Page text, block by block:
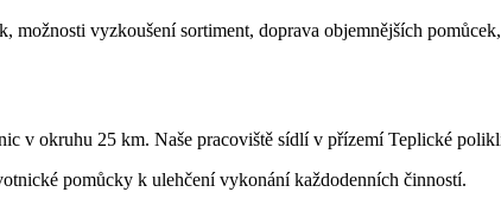
vyzkoušení sortiment, doprava objemnějších
v okruhu 25 km. Naše pracoviště sídlí v přízemí Teplické
pomůcky k ulehčení vykonání každodenních činností.